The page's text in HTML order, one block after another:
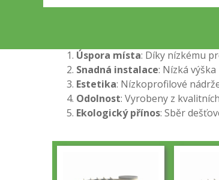
ochraně životního prostředí.
Nízkoprofilové nádrže mají řadu
Úspora místa: Díky nízkému
Snadná instalace: Nízká
Estetika: Nízkoprofilové
Odolnost: Vyrobeny z
Ekologický přínos: Sběr